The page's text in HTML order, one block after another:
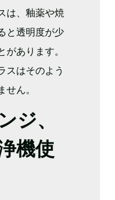
は、釉薬や焼
と透明度が少
があります。
スはそのよう
せん。
ジ、
機使